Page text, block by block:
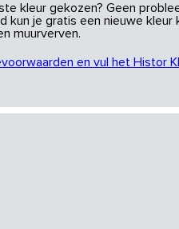
kleur gekozen? Geen
kun je gratis een nieuwe kleur
muurverven.
en vul het Histor